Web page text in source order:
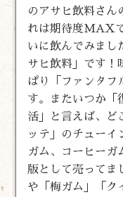
のアサヒ飲料さん
れは期待度MAX
いに飲んでみまし
サヒ飲料」です！
ぱり「ファンタフ
す。またいつか「
活」と言えば、ど
ッテ」のチューイ
ガム、コーヒーガ
版として売ってま
や「梅ガム」「ク